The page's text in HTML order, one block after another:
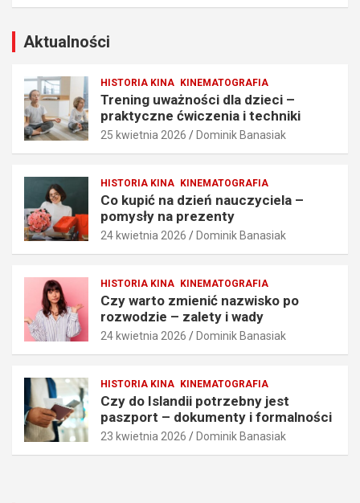
Aktualności
HISTORIA KINA KINEMATOGRAFIA
Trening uważności dla dzieci –
praktyczne ćwiczenia i techniki
25 kwietnia 2026 Dominik Banasiak
HISTORIA KINA KINEMATOGRAFIA
Co kupić na dzień nauczyciela –
pomysły na prezenty
24 kwietnia 2026 Dominik Banasiak
HISTORIA KINA KINEMATOGRAFIA
Czy warto zmienić nazwisko po
rozwodzie – zalety i wady
24 kwietnia 2026 Dominik Banasiak
HISTORIA KINA KINEMATOGRAFIA
Czy do Islandii potrzebny jest
paszport – dokumenty i formalności
23 kwietnia 2026 Dominik Banasiak
y
z
e
ć
w
c
z
e
a
t
e
n
25
kwietnia
2026
Dominik
Banasiak
c
e
a
–
p
o
m
y
s
y
n
a
p
e
n
y
24
kwietnia
2026
Dominik
Banasiak